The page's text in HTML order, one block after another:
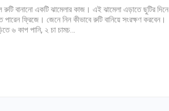
রুটি বানানো একটি ঝামেলার কাজ। এই ঝামেলা এড়াতে ছুটির দিনে
পারেন ফ্রিজে। জেনে নিন কীভাবে রুটি বানিয়ে সংরক্ষণ করবেন।
৬ কাপ পানি, ২ চা চামচ…